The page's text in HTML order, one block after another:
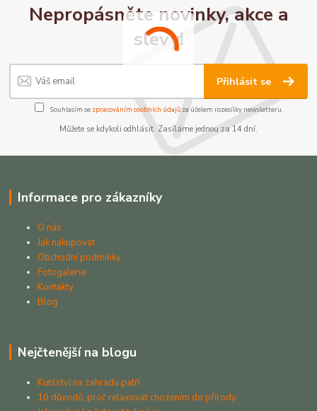
Nepropásněte novinky, akce a
slevy!
Přihlásit se
Souhlasím se zpracováním osobních údajůza účelem rozesílky newsletteru.
Můžete se kdykoli odhlásit. Zasíláme jednou za 14 dní.
Informace pro zákazníky
O nás
Jak nakupovat
Obchodní podmínky
Fotogalerie
Kontakty
Blog
Nejčtenější na blogu
Kutilství na zahradu patří
10 důvodů, proč relaxovat chozením do přírody